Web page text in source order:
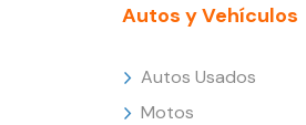
Autos y Vehículos
Autos Usados
Motos